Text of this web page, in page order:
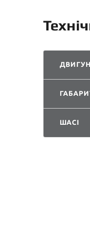
ДВИГУН
ШАСІ